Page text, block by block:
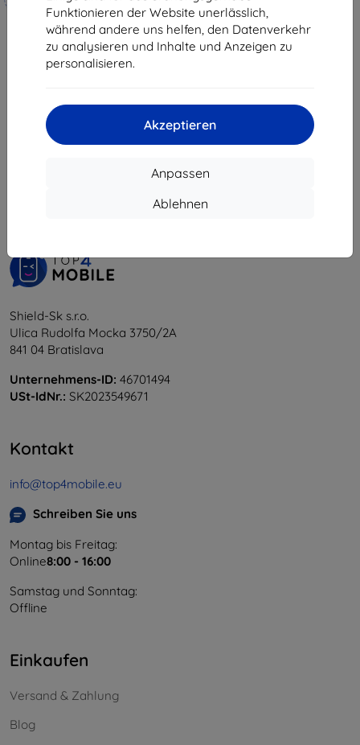
Funktionieren der Website unerlässlich,
während andere uns helfen, den Datenverkehr
zu analysieren und Inhalte und Anzeigen zu
personalisieren.
Akzeptieren
Anpassen
Ablehnen
hergestellt
19,90 €
17,91 €
9,81 €
Auf Lager > 5 Stk.
vom ganzen6.
Shield-Sk s.r.o.
Ulica Rudolfa Mocka 3750/2A
841 04 Bratislava
Unternehmens-ID: 46701494
USt-IdNr.: SK2023549671
Kontakt
info@top4mobile.eu
Schreiben Sie uns
Montag bis Freitag:
Online8:00 - 16:00
Samstag und Sonntag:
Offline
Einkaufen
Versand & Zahlung
Blog